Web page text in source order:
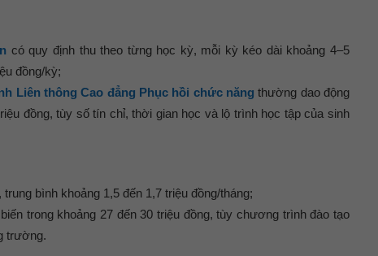
có quy định thu theo từng học kỳ, mỗi kỳ kéo dài khoảng 4–5
đồng/kỳ;
Liên thông Cao đẳng Phục hồi chức năng thường dao động
đồng, tùy số tín chỉ, thời gian học và lộ trình học tập của sinh
bình khoảng 1,5 đến 1,7 triệu đồng/tháng;
trong khoảng 27 đến 30 triệu đồng, tùy chương trình đào tạo
trường.